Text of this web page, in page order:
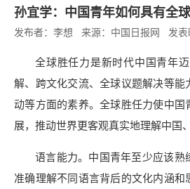
孙宜学：中国青年如何具有全
发布者：李想 来源：中国日报网 发表
全球胜任力是新时代中国青年
解、跨文化交流、全球议题解决等
动等方面的素养。全球胜任力使中
展，推动世界更客观真实地理解中国
语言能力。中国青年至少应该
准确理解不同语言背后的文化内涵